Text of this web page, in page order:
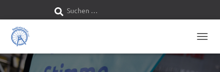
Suchen …
A